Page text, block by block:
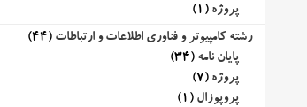
پروژه (1)
رشته کامپیوتر و فناوری اطلاعات و ارتباطات (44)
پایان نامه (34)
پروژه (7)
پروپوزال (1)